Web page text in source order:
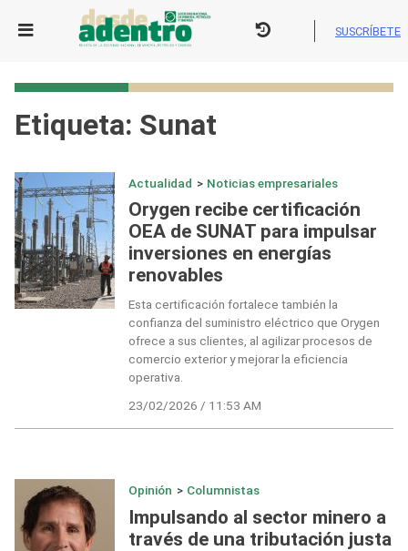
SUSCRÍBETE
Etiqueta: Sunat
Actualidad > Noticias empresariales
Orygen recibe certificación
OEA de SUNAT para impulsar
inversiones en energías
renovables
Esta certificación fortalece también la
confianza del suministro eléctrico que Orygen
ofrece a sus clientes, al agilizar procesos de
comercio exterior y mejorar la eficiencia
operativa.
23/02/2026 / 11:53 AM
Opinión > Columnistas
Impulsando al sector minero a
través de una tributación justa